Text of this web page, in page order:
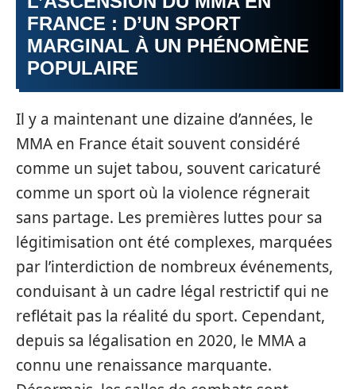
FRANCE : D’UN SPORT
MARGINAL À UN PHÉNOMÈNE
POPULAIRE
Il y a maintenant une dizaine d’années, le
MMA en France était souvent considéré
comme un sujet tabou, souvent caricaturé
comme un sport où la violence régnerait
sans partage. Les premières luttes pour sa
légitimisation ont été complexes, marquées
par l’interdiction de nombreux événements,
conduisant à un cadre légal restrictif qui ne
reflétait pas la réalité du sport. Cependant,
depuis sa légalisation en 2020, le MMA a
connu une renaissance marquante.